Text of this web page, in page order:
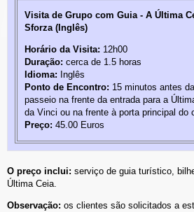
Visita de Grupo com Guia - A Última
Sforza (Inglês)
Horário da Visita: 12h00
Duração: cerca de 1.5 horas
Idioma: Inglês
Ponto de Encontro: 15 minutos antes
passeio na frente da entrada para a
da Vinci ou na frente à porta principal do
Preço: 45.00 Euros
O preço inclui: serviço de guia turístico,
Última Ceia.
Observação: os clientes são solicitados a